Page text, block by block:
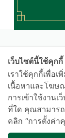
เว็บไซต์นี้ใช้คุกกี้
เราใช้คุกกี้เพื่อ
เนื้อหาและโฆษ
การเข้าใช้งานเ
ที่ใด คุณสามารถ
คลิก “การตั้งค่า